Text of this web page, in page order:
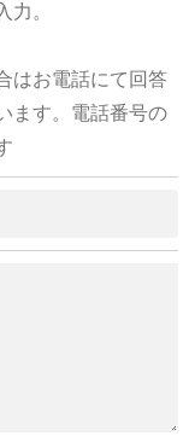
力。
はお電話にて回答
ます。電話番号の